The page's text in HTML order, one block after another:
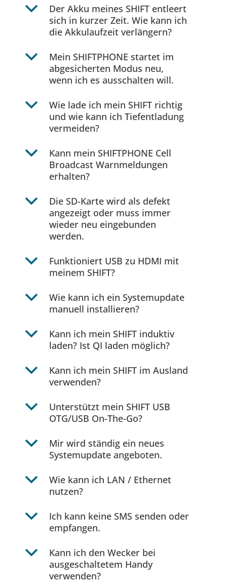
b
Der Akku meines SHIFT entleert
sich in kurzer Zeit. Wie kann ich
die Akkulaufzeit verlängern?
b
Mein SHIFTPHONE startet im
abgesicherten Modus neu,
wenn ich es ausschalten will.
b
Wie lade ich mein SHIFT richtig
und wie kann ich Tiefentladung
vermeiden?
b
Kann mein SHIFTPHONE Cell
Broadcast Warnmeldungen
erhalten?
b
Die SD-Karte wird als defekt
angezeigt oder muss immer
wieder neu eingebunden
werden.
b
Funktioniert USB zu HDMI mit
meinem SHIFT?
b
Wie kann ich ein Systemupdate
manuell installieren?
b
Kann ich mein SHIFT induktiv
laden? Ist QI laden möglich?
b
Kann ich mein SHIFT im Ausland
verwenden?
b
Unterstützt mein SHIFT USB
OTG/USB On-The-Go?
b
Mir wird ständig ein neues
Systemupdate angeboten.
b
Wie kann ich LAN / Ethernet
nutzen?
b
Ich kann keine SMS senden oder
empfangen.
b
Kann ich den Wecker bei
ausgeschaltetem Handy
verwenden?